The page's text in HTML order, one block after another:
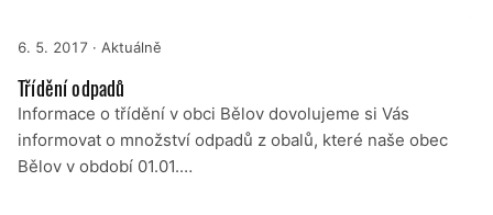
6. 5. 2017 · Aktuálně
Třídění odpadů
Informace o třídění v obci Bělov dovolujeme si Vás
informovat o množství odpadů z obalů, které naše obec
Bělov v období 01.01.…